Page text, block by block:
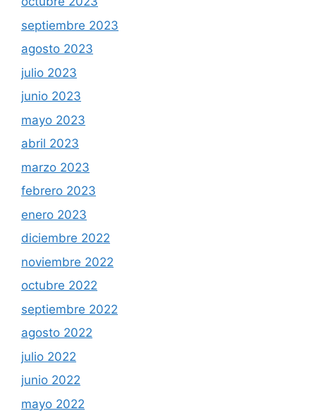
septiembre 2023
agosto 2023
julio 2023
junio 2023
mayo 2023
abril 2023
marzo 2023
febrero 2023
enero 2023
diciembre 2022
noviembre 2022
octubre 2022
septiembre 2022
agosto 2022
julio 2022
junio 2022
mayo 2022